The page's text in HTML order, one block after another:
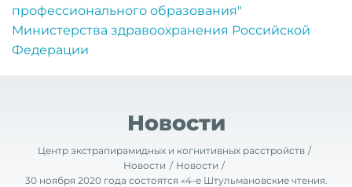
профессионального образования"
Министерства здравоохранения Российской
Федерации
Новости
Центр экстрапирамидных и когнитивных расстройств
Новости
Новости
30 ноября 2020 года состоятся «4-е Штульмановские чтения.